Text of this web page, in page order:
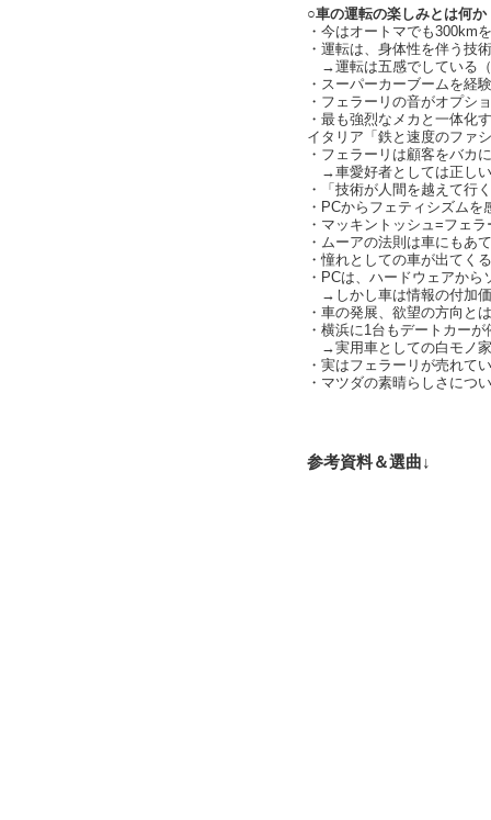
○車の運転の楽しみとは何か
・今はオートマでも300km
・運転は、身体性を伴う技
→運転は五感でしている
・スーパーカーブームを経
・フェラーリの音がオプシ
・最も強烈なメカと一体化
イタリア「鉄と速度のファ
・フェラーリは顧客をバカ
→車愛好者としては正し
・「技術が人間を越えて行
・PCからフェティシズム
・マッキントッシュ=フェ
・ムーアの法則は車にもあ
・憧れとしての車が出てく
・PCは、ハードウェアか
→しかし車は情報の付加
・車の発展、欲望の方向と
・横浜に1台もデートカー
→実用車としての白モノ
・実はフェラーリが売れて
・マツダの素晴らしさにつ
参考資料＆選曲↓